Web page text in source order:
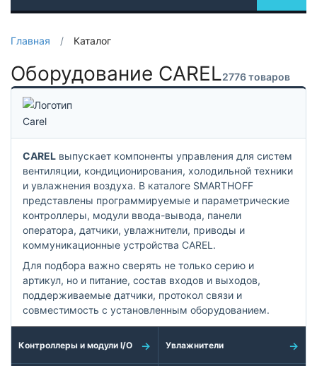
Главная / Каталог
Оборудование CAREL2776 товаров
CAREL выпускает компоненты управления для систем
вентиляции, кондиционирования, холодильной техники
и увлажнения воздуха. В каталоге SMARTHOFF
представлены программируемые и параметрические
контроллеры, модули ввода-вывода, панели
оператора, датчики, увлажнители, приводы и
коммуникационные устройства CAREL.
Для подбора важно сверять не только серию и
артикул, но и питание, состав входов и выходов,
поддерживаемые датчики, протокол связи и
совместимость с установленным оборудованием.
Контроллеры и модули I/O Увлажнители